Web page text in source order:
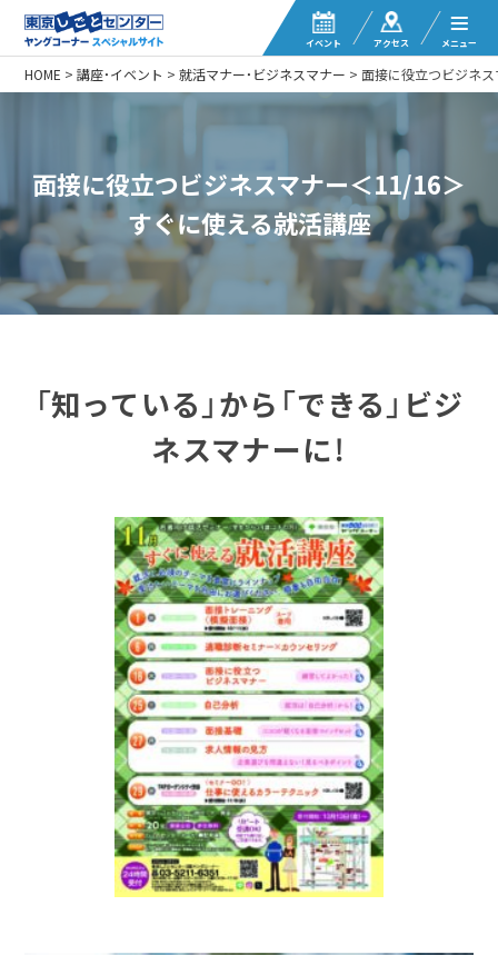
イベント アクセス メニュー
HOME >講座・イベント >就活マナー・ビジネスマナー > 面接に役立つビジネ
面接に役立つビジネスマナー＜11/16＞
すぐに使える就活講座
「知っている」から「できる」ビジ
ネスマナーに！